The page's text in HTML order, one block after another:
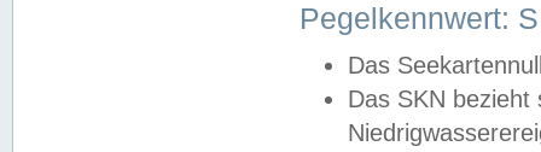
Pegelkennwert:
Das
Das SKN